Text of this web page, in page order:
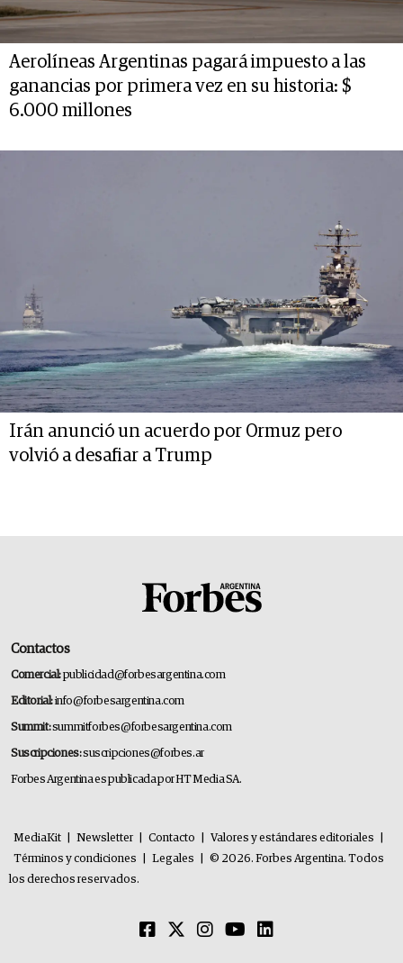
Aerolíneas Argentinas pagará impuesto a las
ganancias por primera vez en su historia: $
6.000 millones
Irán anunció un acuerdo por Ormuz pero
volvió a desafiar a Trump
Contactos
Comercial:publicidad@forbesargentina.com
Editorial:info@forbesargentina.com
Summit:summitforbes@forbesargentina.com
Suscripciones:suscripciones@forbes.ar
Forbes Argentina es publicada por HT Media SA.
MediaKit Newsletter Contacto Valores y estándares editoriales
Términos y condiciones
Legales
© 2026. Forbes Argentina. Todos
los derechos reservados.